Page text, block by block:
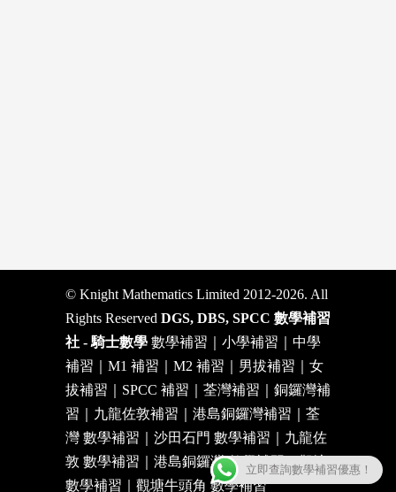
© Knight Mathematics Limited 2012-2026. All
Rights Reserved DGS, DBS, SPCC 數學補習
社 - 騎士數學 數學補習｜小學補習｜中學
補習｜M1 補習｜M2 補習｜男拔補習｜女
拔補習｜SPCC 補習｜荃灣補習｜銅鑼灣補
習｜九龍佐敦補習｜港島銅鑼灣補習｜荃
灣 數學補習｜沙田石門 數學補習｜九龍佐
敦 數學補習｜港島銅鑼灣 數學補習｜觀塘
數學補習｜觀塘牛頭角 數學補習
立即查詢數學補習優惠！